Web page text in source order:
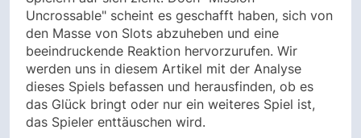
Uncrossable" scheint es geschafft haben, sich von
den Masse von Slots abzuheben und eine
beeindruckende Reaktion hervorzurufen. Wir
werden uns in diesem Artikel mit der Analyse
dieses Spiels befassen und herausfinden, ob es
das Glück bringt oder nur ein weiteres Spiel ist,
das Spieler enttäuschen wird.